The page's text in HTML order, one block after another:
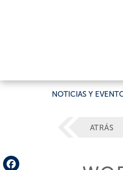
NOTICIAS Y
ATRÁS